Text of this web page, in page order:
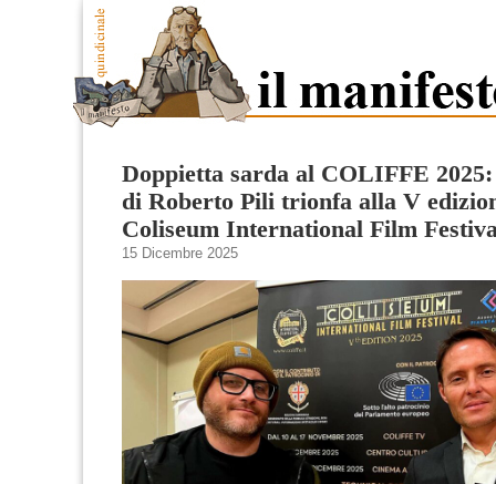
Doppietta sarda al COLIFFE
di Roberto Pili trionfa alla V
Coliseum International Film
15 Dicembre 2025